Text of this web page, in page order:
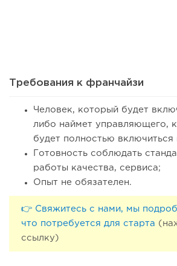
123
Требования к франчайзи
Человек, который будет
либо наймет управляющего,
будет полностью включиться
Готовность соблюдать
работы качества, сервиса;
Опыт не обязателен.
👉 Свяжитесь с нами, мы
что потребуется для старта
ссылку)